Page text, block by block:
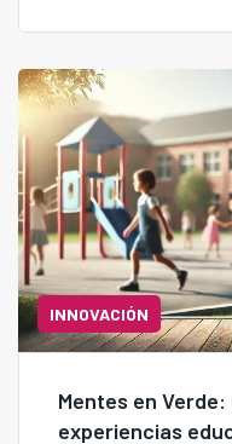
INNOVACIÓN
Mentes en
experiencias